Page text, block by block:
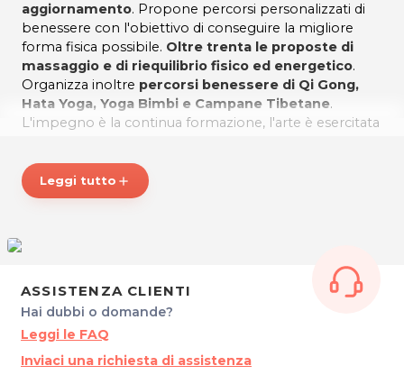
aggiornamento. Propone percorsi personalizzati di
benessere con l'obiettivo di conseguire la migliore
forma fisica possibile. Oltre trenta le proposte di
massaggio e di riequilibrio fisico ed energetico.
Organizza inoltre percorsi benessere di Qi Gong,
Hata Yoga, Yoga Bimbi e Campane Tibetane.
L'impegno è la continua formazione, l'arte è esercitata
clienti.
Benessere...Volersi bene è il potere per star bene!
Su appuntamento.
STUDIO MASSAGGI PROFESSIONALI
Borgo Udine 5b
33057 Palmanova (UD)
Leggi tutto add
ASSISTENZA CLIENTI
Hai dubbi o domande?
Leggi le FAQ
Inviaci una richiesta di assistenza